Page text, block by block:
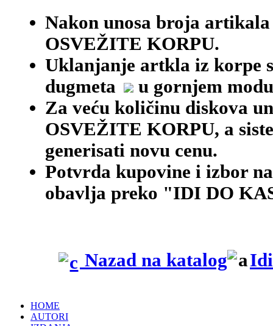
Nakon unosa broja
OSVEŽITE KORPU.
Uklanjanje artkla iz korpe
dugmeta
u gornjem
Za veću količinu diskova
OSVEŽITE KORPU, a
generisati novu cenu.
Potvrda kupovine i izbor
obavlja preko "IDI DO
Nazad na katalog
HOME
AUTORI